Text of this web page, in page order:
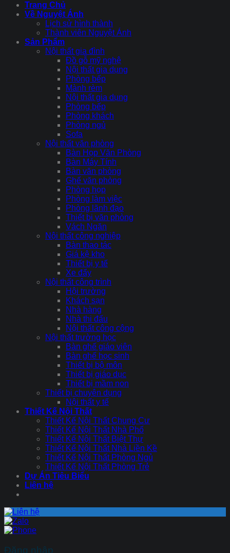
Trang Chủ
Về Nguyệt Ánh
Lịch sử hình thành
Thành viên Nguyệt Ánh
Sản Phẩm
Nội thất gia đình
Đồ gỗ mỹ nghệ
Nội thất gia dụng
Phòng bếp
Mành rèm
Nội thất gia dụng
Phòng bếp
Phòng khách
Phòng ngủ
Sofa
Nội thất văn phòng
Bàn Họp Văn Phòng
Bàn Máy Tính
Bàn văn phòng
Ghế văn phòng
Phòng họp
Phòng làm việc
Phòng lãnh đạo
Thiết bị văn phòng
Vách Ngăn
Nội thất công nghiệp
Bàn thao tác
Giá kệ kho
Thiết bị y tế
Xe đẩy
Nội thất công trình
Hội trường
Khách sạn
Nhà hàng
Nhà thi đấu
Nội thất công cộng
Nội thất trường học
Bàn ghế giáo viên
Bàn ghế học sinh
Thiết bị bộ môn
Thiết bị giáo dục
Thiết bị mầm non
Thiết bị chuyên dụng
Nội thất y tế
Thiết Kế Nội Thất
Thiết Kế Nội Thất Chung Cư
Thiết Kế Nội Thất Nhà Phố
Thiết Kế Nội Thất Biệt Thự
Thiết Kế Nội Thất Nhà Liền Kề
Thiết Kế Nội Thất Phòng Ngủ
Thiết Kế Nội Thất Phòng Trẻ
Dự Án Tiêu Biểu
Liên hệ
Đăng nhập